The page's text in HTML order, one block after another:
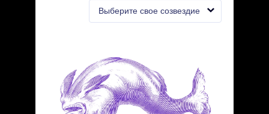
Выберите свое созвездие